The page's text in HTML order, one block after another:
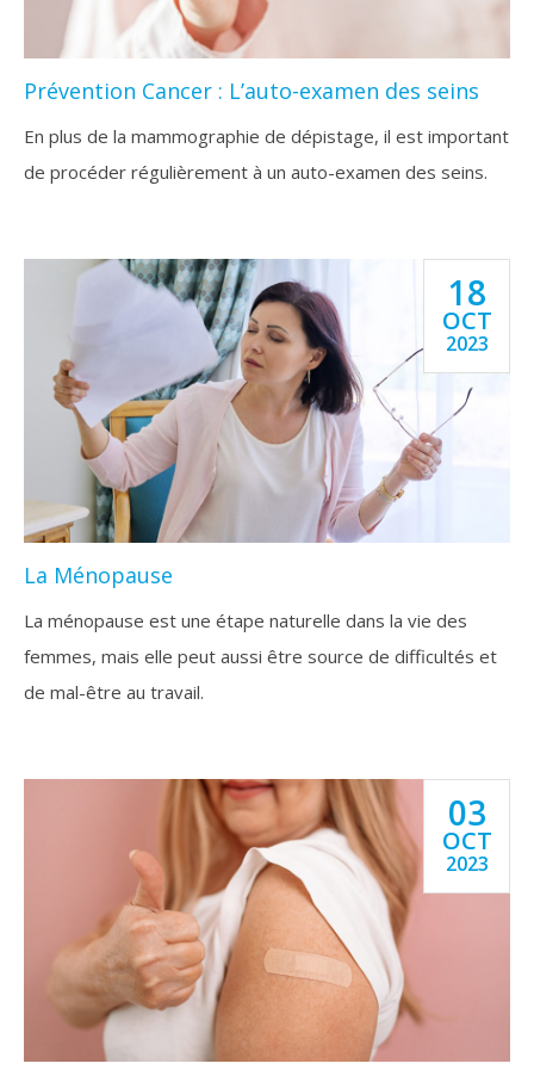
Prévention Cancer : L’auto-examen des seins
En plus de la mammographie de dépistage, il est important
de procéder régulièrement à un auto-examen des seins.
18
OCT
2023
La Ménopause
La ménopause est une étape naturelle dans la vie des
femmes, mais elle peut aussi être source de difficultés et
de mal-être au travail.
03
OCT
2023